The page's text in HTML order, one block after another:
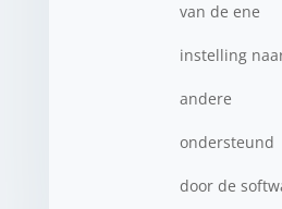
van de ene
instelling
andere
ondersteund
door de